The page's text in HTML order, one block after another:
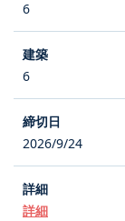
6
6
2026/9/24
詳細